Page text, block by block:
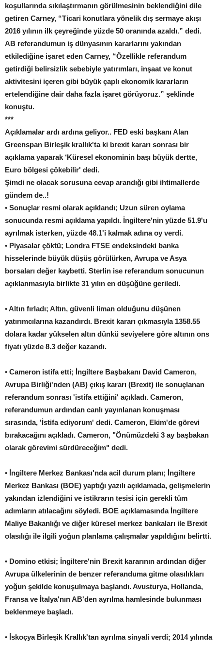
koşullarında sıkılaştırmanın görülmesinin beklendiğini dile
getiren Carney, “Ticari konutlara yönelik dış sermaye akışı
2016 yılının ilk çeyreğinde yüzde 50 oranında azaldı.” dedi.
AB referandumun iş dünyasının kararlarını yakından
etkilediğine işaret eden Carney, “Özellikle referandum
getirdiği belirsizlik sebebiyle yatırımları, inşaat ve konut
aktivitesini içeren gibi büyük çaplı ekonomik kararların
ertelendiğine dair daha fazla işaret görüyoruz.” şeklinde
konuştu.
***
Açıklamalar ardı ardına geliyor.. FED eski başkanı Alan
Greenspan Birleşik krallık'ta ki brexit kararı sonrası bir
açıklama yaparak ‘Küresel ekonominin başı büyük dertte,
Euro bölgesi çökebilir' dedi.
Şimdi ne olacak sorusuna cevap arandığı gibi ihtimallerde
gündem de..!
• Sonuçlar resmi olarak açıklandı; Uzun süren oylama
sonucunda resmi açıklama yapıldı. İngiltere'nin yüzde 51.9'u
ayrılmak isterken, yüzde 48.1'i kalmak adına oy verdi.
• Piyasalar çöktü; Londra FTSE endeksindeki banka
hisselerinde büyük düşüş görülürken, Avrupa ve Asya
borsaları değer kaybetti. Sterlin ise referandum sonucunun
açıklanmasıyla birlikte 31 yılın en düşüğüne geriledi.
• Altın fırladı; Altın, güvenli liman olduğunu düşünen
yatırımcılarına kazandırdı. Brexit kararı çıkmasıyla 1358.55
dolara kadar yükselen altın dünkü seviyelere göre altının ons
fiyatı yüzde 8.3 değer kazandı.
• Cameron istifa etti; İngiltere Başbakanı David Cameron,
Avrupa Birliği'nden (AB) çıkış kararı (Brexit) ile sonuçlanan
referandum sonrası 'istifa ettiğini' açıkladı. Cameron,
referandumun ardından canlı yayınlanan konuşması
sırasında, 'İstifa ediyorum' dedi. Cameron, Ekim'de görevi
bırakacağını açıkladı. Cameron, "Önümüzdeki 3 ay başbakan
olarak görevimi sürdüreceğim" dedi.
• İngiltere Merkez Bankası'nda acil durum planı; İngiltere
Merkez Bankası (BOE) yaptığı yazılı açıklamada, gelişmelerin
yakından izlendiğini ve istikrarın tesisi için gerekli tüm
adımların atılacağını söyledi. BOE açıklamasında İngiltere
Maliye Bakanlığı ve diğer küresel merkez bankaları ile Brexit
olasılığı ile ilgili yoğun planlama çalışmalar yapıldığını belirtti.
• Domino etkisi; İngiltere'nin Brexit kararının ardından diğer
Avrupa ülkelerinin de benzer referanduma gitme olasılıkları
yoğun şekilde konuşulmaya başlandı. Avusturya, Hollanda,
Fransa ve İtalya'nın AB'den ayrılma hamlesinde bulunması
beklenmeye başladı.
• İskoçya Birleşik Krallık'tan ayrılma sinyali verdi; 2014 yılında